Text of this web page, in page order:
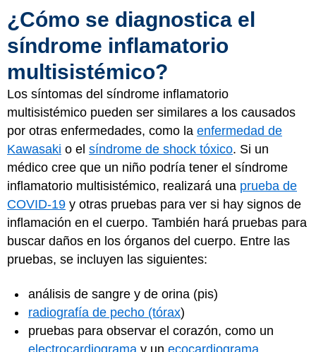
¿Cómo se diagnostica el
síndrome inflamatorio
multisistémico?
Los síntomas del síndrome inflamatorio
multisistémico pueden ser similares a los causados
por otras enfermedades, como la enfermedad de
Kawasaki o el síndrome de shock tóxico. Si un
médico cree que un niño podría tener el síndrome
inflamatorio multisistémico, realizará una prueba de
COVID-19 y otras pruebas para ver si hay signos de
inflamación en el cuerpo. También hará pruebas para
buscar daños en los órganos del cuerpo. Entre las
pruebas, se incluyen las siguientes:
análisis de sangre y de orina (pis)
radiografía de pecho (tórax)
pruebas para observar el corazón, como un
electrocardiograma y un ecocardiograma